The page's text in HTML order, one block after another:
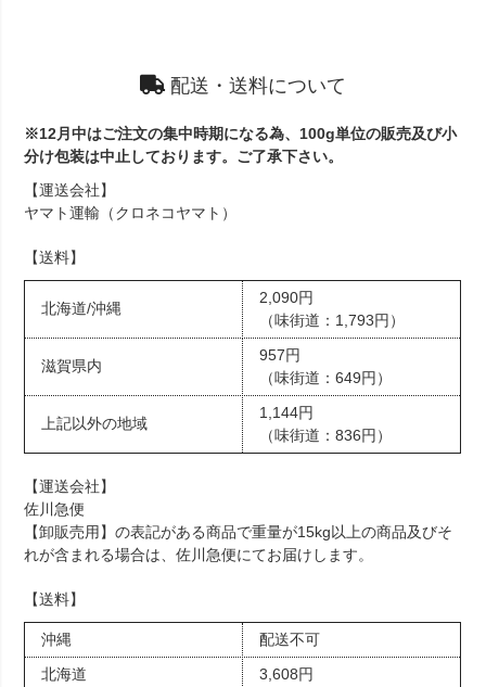
配送・送料について
※12月中はご注文の集中時期になる為、100g単位の販売及び小
分け包装は中止しております。ご了承下さい。
【運送会社】
ヤマト運輸（クロネコヤマト）
【送料】
北海道/沖縄
2,090円
（味街道：1,793円）
滋賀県内
957円
（味街道：649円）
上記以外の地域
1,144円
（味街道：836円）
【運送会社】
佐川急便
【卸販売用】の表記がある商品で重量が15kg以上の商品及びそ
れが含まれる場合は、佐川急便にてお届けします。
【送料】
沖縄
配送不可
北海道
3,608円